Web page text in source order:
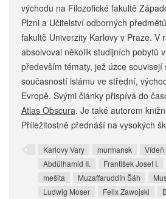
východu na Filozofické fakultě
Plzni a Učitelství odborných
fakultě Univerzity Karlovy v Praze. V
absolvoval několik studijních pobytů v
především tématy, jež úzce souvisejí
současností islámu ve střední,
Evropě. Svými články přispívá do
Atlas Obscura. Je také autorem
Příležitostně přednáší na vysokých
Karlovy Vary murmansk Vídeň
Abdülhamid II.
František Josef I.
mešita
Muzaffaruddín Šáh
Ludwig Moser
Felix Zawojski